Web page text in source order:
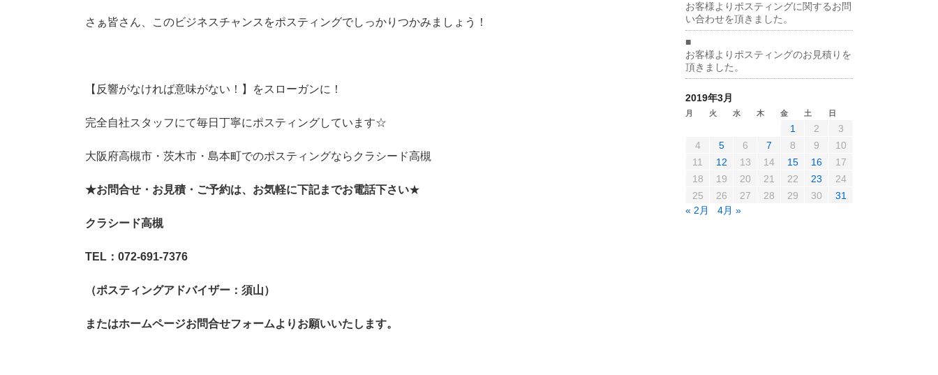
さぁ皆さん、このビジネスチャンスをポスティングでしっかりつかみましょう！
【反響がなければ意味がない！】をスローガンに！
完全自社スタッフにて毎日丁寧にポスティングしています☆
大阪府高槻市・茨木市・島本町でのポスティングならクラシード高槻
★お問合せ・お見積・ご予約は、お気軽に下記までお電話下さい★
クラシード高槻
TEL ：072-691-7376
（ポスティングアドバイザー：須山）
またはホームページお問合せフォームよりお願いいたします。
お客様よりポスティングに関するお問
い合わせを頂きました。
■
お客様よりポスティングのお見積りを
頂きました。
2019年3月
月 火 水 木 金 土 日
1 2
3
4
5 6 7 8 9
10
11
12 13 14 15 16
17
18
19 20 21 22 23
24
25
26 27 28 29 30
31
« 2月
4月 »